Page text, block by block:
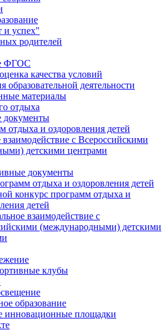
и успех"
родителей
ФГОС
качества условий
образовательной деятельности
материалы
отдыха
документы
отдыха и оздоровления детей
взаимодействие с Всероссийскими
детскими центрами
документы
отдыха и оздоровления детей
конкурс программ отдыха и
детей
взаимодействие с
(международными) детскими
клубы
образование
инновационные площадки